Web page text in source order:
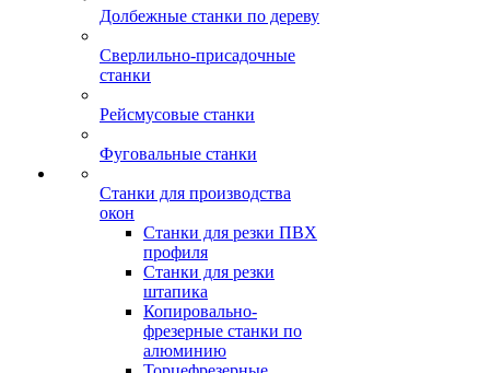
Долбежные станки по дереву
Сверлильно-присадочные
станки
Рейсмусовые станки
Фуговальные станки
Станки для производства
окон
Станки для резки ПВХ
профиля
Станки для резки
штапика
Копировально-
фрезерные станки по
алюминию